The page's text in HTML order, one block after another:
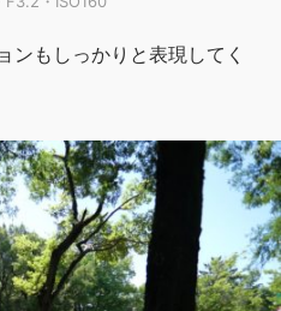
ンもしっかりと表現してく